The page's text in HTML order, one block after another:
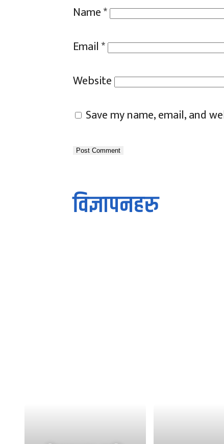
Name*
Email*
Website
Save my name, email, and
विज्ञापनहरु